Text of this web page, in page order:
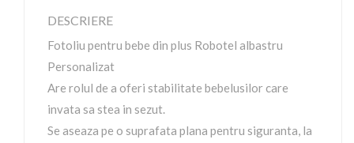
DESCRIERE
Fotoliu pentru bebe din plus Robotel albastru
Personalizat
Are rolul de a oferi stabilitate bebelusilor care
invata sa stea in sezut.
Se aseaza pe o suprafata plana pentru siguranta, la